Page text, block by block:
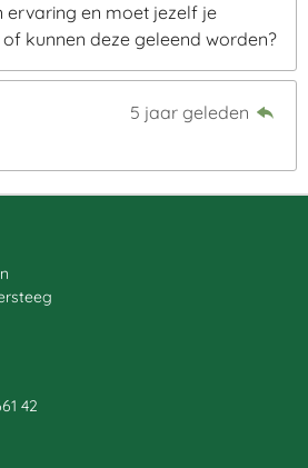
ervaring en moet jezelf je
kunnen deze geleend worden?
5 jaar geleden
42